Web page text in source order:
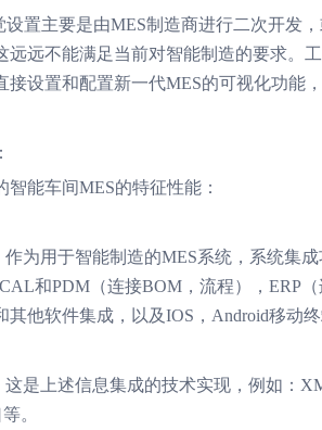
设置主要是由MES制造商进行二次开发
远远不能满足当前对智能制造的要求。
接设置和配置新一代MES的可视化功能，
：
能车间MES的特征性能：
作为用于智能制造的MES系统，系统集
和PDM（连接BOM，流程），ERP
其他软件集成，以及IOS，Android移动终
是上述信息集成的技术实现，例如：
。